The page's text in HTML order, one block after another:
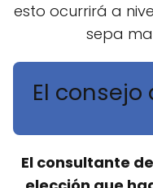
esto ocurrirá a
sepa
El
El consultante